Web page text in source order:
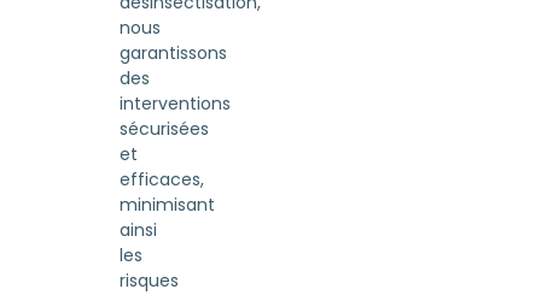
nous
garantissons
des
interventions
sécurisées
et
efficaces,
minimisant
ainsi
les
risques